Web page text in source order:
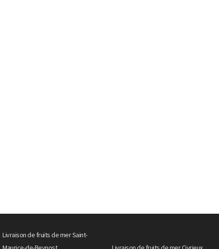
Livraison de fruits de mer Saint-